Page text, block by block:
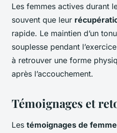
Les femmes actives durant
souvent que leur
rapide. Le maintien d’un
souplesse pendant
à retrouver une forme
après l’accouchement.
Témoignages et
Les témoignages de